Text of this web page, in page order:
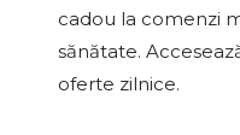
cadou la comenzi
sănătate.
oferte zilnice.